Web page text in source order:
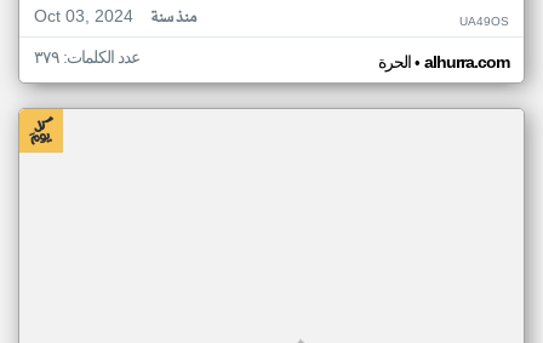
Oct 03, 2024
منذ سنة UA49OS
الحرة• alhurra.com عدد الكلمات: ٣٧٩